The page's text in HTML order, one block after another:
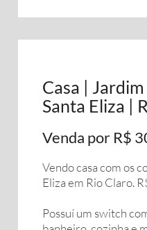
Casa |
Santa Eliza |
Venda por R$
Vendo casa com os
Eliza em Rio Claro.
Possuí um switch